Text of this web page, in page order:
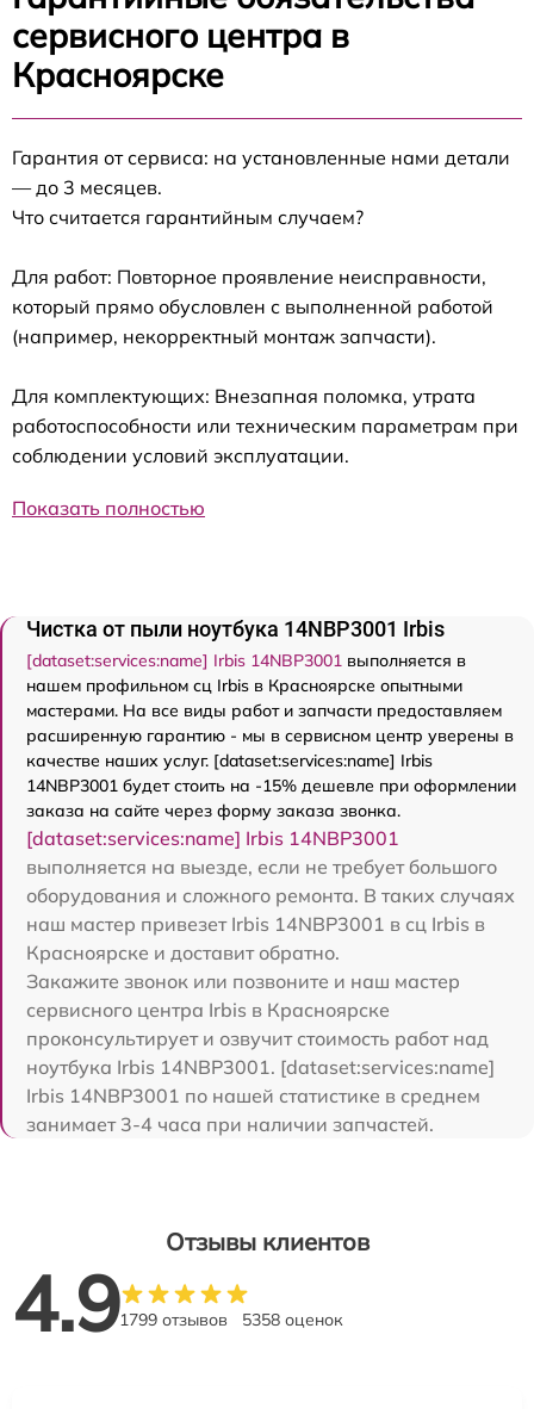
сервисного центра в
Красноярске
Гарантия от сервиса: на установленные нами детали
— до 3 месяцев.
Что считается гарантийным случаем?
Для работ: Повторное проявление неисправности,
который прямо обусловлен с выполненной работой
(например, некорректный монтаж запчасти).
Для комплектующих: Внезапная поломка, утрата
работоспособности или техническим параметрам при
соблюдении условий эксплуатации.
Показать полностью
Чистка от пыли ноутбука 14NBP3001 Irbis
[dataset:services:name] Irbis 14NBP3001 выполняется в
нашем профильном сц Irbis в Красноярске опытными
мастерами. На все виды работ и запчасти предоставляем
расширенную гарантию - мы в сервисном центр уверены в
качестве наших услуг. [dataset:services:name] Irbis
14NBP3001 будет стоить на -15% дешевле при оформлении
заказа на сайте через форму заказа звонка.
[dataset:services:name] Irbis 14NBP3001
выполняется на выезде, если не требует большого
оборудования и сложного ремонта. В таких случаях
наш мастер привезет Irbis 14NBP3001 в сц Irbis в
Красноярске и доставит обратно.
Закажите звонок или позвоните и наш мастер
сервисного центра Irbis в Красноярске
проконсультирует и озвучит стоимость работ над
ноутбука Irbis 14NBP3001. [dataset:services:name]
Irbis 14NBP3001 по нашей статистике в среднем
занимает 3-4 часа при наличии запчастей.
Отзывы клиентов
4.91799 отзывов 5358 оценок